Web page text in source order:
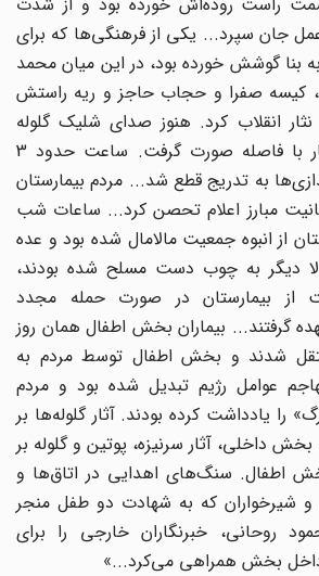
جان سپرد... یکى از فرهنگى‌‌ها که براى
بنا گوشش خورده بود، در این میان محمد
کیسه صفرا و حجاب حاجز و ریه راستش
انقلاب کرد. هنوز صداى شلیک گلوله
مى‌‌آمد. تهاجم سه بار با فاصله صورت گرفت. ساعت حدود 3
به تدریج قطع شد... مردم بیمارستان
مبارز اعلام تحصن کرد... ساعات شب
از انبوه جمعیت مالامال شده بود و عده
دیگر به چوب دست مسلح شده بودند،
از بیمارستان در صورت حمله مجدد
گرفتند... بیماران بخش اطفال همان روز
شدند و بخش اطفال توسط مردم به
عوامل رژیم تبدیل شده بود و مردم
را یادداشت کرده بودند. آثار گلوله‌‌ها بر
داخلى، آثار سرنیزه، پوتین و گلوله بر
اطفال. سنگ‌‌هاى اهدایى در اتاق‌‌ها و
که به شهادت دو طفل منجر
روحانى، خبرنگاران خارجى را براى
بخش همراهى مى‌‌کرد...»